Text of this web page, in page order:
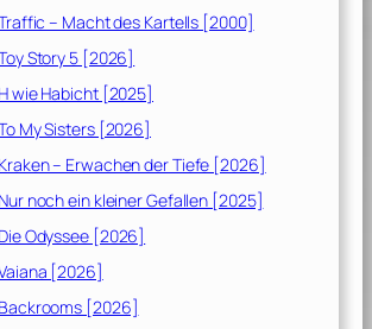
– Macht des Kartells [2000]
Story 5 [2026]
H wie Habicht [2025]
My Sisters [2026]
Kraken – Erwachen der Tiefe [2026]
Nur noch ein kleiner Gefallen [2025]
Die Odyssee [2026]
[2026]
Backrooms [2026]